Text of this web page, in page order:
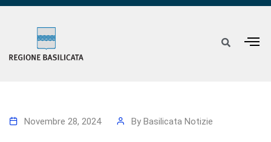
Novembre 28, 2024 By Basilicata Notizie